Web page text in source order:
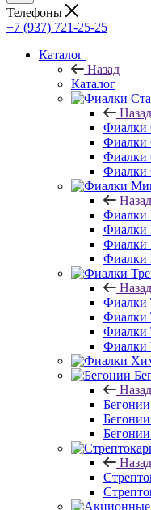
Телефоны
+7 (937) 721-25-25
Каталог
Назад
Каталог
Назад
Фиалки
Фиалки
Фиалки
Фиалки
Назад
Фиалки
Фиалки
Фиалки
Назад
Фиалки
Фиалки
Фиалки
Фиалки
Назад
Бегонии
Назад